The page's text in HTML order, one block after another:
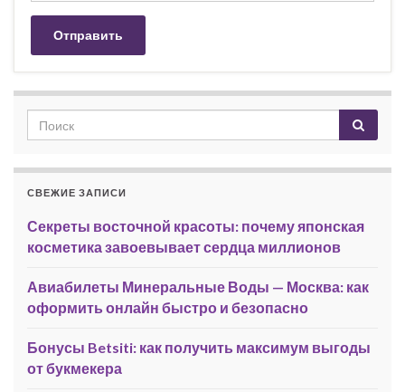
СВЕЖИЕ ЗАПИСИ
Секреты восточной красоты: почему японская
косметика завоевывает сердца миллионов
Авиабилеты Минеральные Воды — Москва: как
оформить онлайн быстро и безопасно
Бонусы Betsiti: как получить максимум выгоды
от букмекера